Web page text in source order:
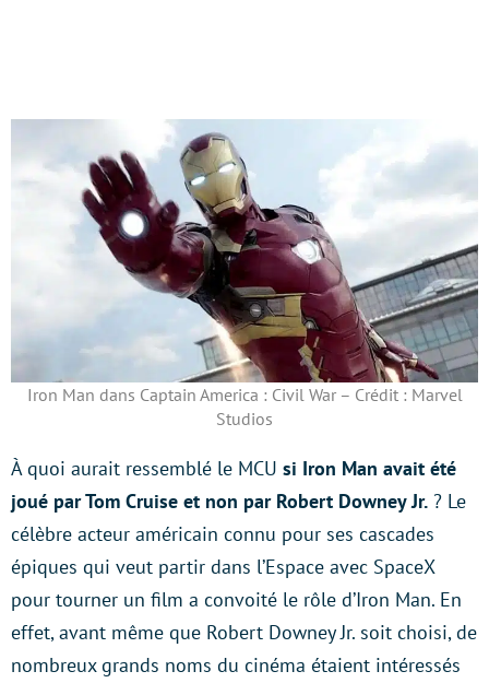
Iron Man dans Captain America : Civil War – Crédit : Marvel
Studios
À quoi aurait ressemblé le MCU si Iron Man avait été
joué par Tom Cruise et non par Robert Downey Jr. ? Le
célèbre acteur américain connu pour ses cascades
épiques qui veut partir dans l’Espace avec SpaceX
pour tourner un film a convoité le rôle d’Iron Man. En
effet, avant même que Robert Downey Jr. soit choisi, de
nombreux grands noms du cinéma étaient intéressés